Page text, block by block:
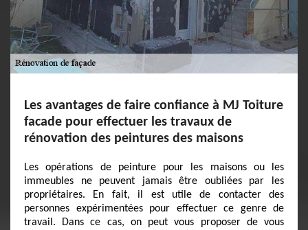
Les avantages de faire confiance à MJ Toiture
facade pour effectuer les travaux de
rénovation des peintures des maisons
Les opérations de peinture pour les maisons ou les
immeubles ne peuvent jamais être oubliées par les
propriétaires. En fait, il est utile de contacter des
personnes expérimentées pour effectuer ce genre de
travail. Dans ce cas, on peut vous proposer de vous